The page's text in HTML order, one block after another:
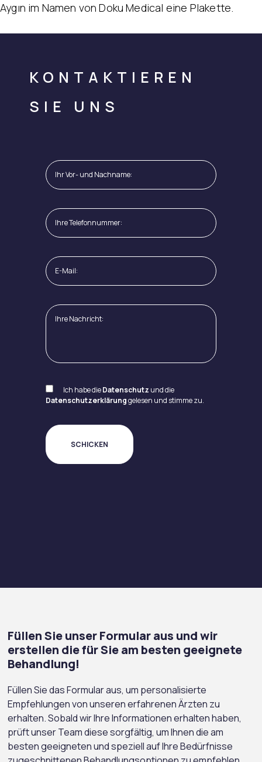
Aygın im Namen von Doku Medical eine Plakette.
KONTAKTIEREN
SIE UNS
Ich habe dieDatenschutz und die
Datenschutzerklärunggelesen und stimme zu.
Füllen Sie unser Formular aus und wir
erstellen die für Sie am besten geeignete
Behandlung!
Füllen Sie das Formular aus, um personalisierte
Empfehlungen von unseren erfahrenen Ärzten zu
erhalten. Sobald wir Ihre Informationen erhalten haben,
prüft unser Team diese sorgfältig, um Ihnen die am
besten geeigneten und speziell auf Ihre Bedürfnisse